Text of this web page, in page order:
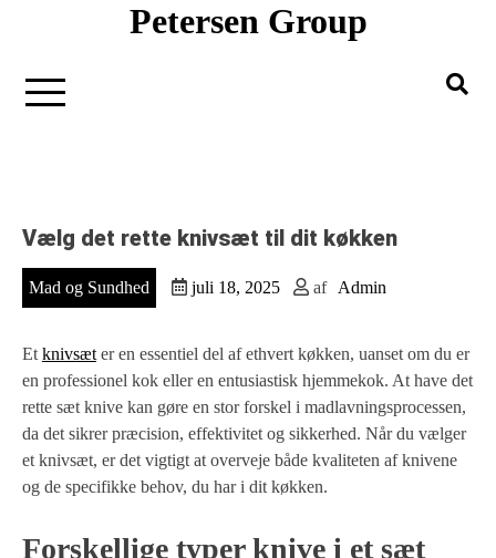
Petersen Group
Vælg det rette knivsæt til dit køkken
Mad og Sundhed juli 18, 2025 af Admin
Et knivsæt er en essentiel del af ethvert køkken, uanset om du er
en professionel kok eller en entusiastisk hjemmekok. At have det
rette sæt knive kan gøre en stor forskel i madlavningsprocessen,
da det sikrer præcision, effektivitet og sikkerhed. Når du vælger
et knivsæt, er det vigtigt at overveje både kvaliteten af knivene
og de specifikke behov, du har i dit køkken.
Forskellige typer knive i et sæt